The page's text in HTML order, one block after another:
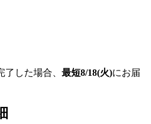
した場合、 最短8/18(火)にお届